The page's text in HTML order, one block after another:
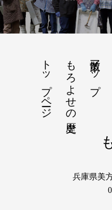
散策マップ
もろよせの歴史
トップページ
兵庫県美